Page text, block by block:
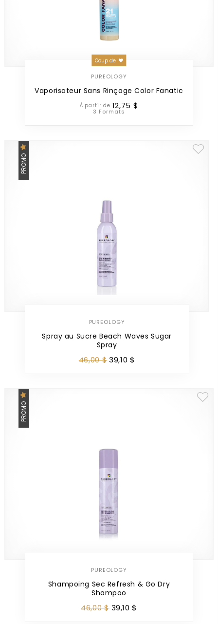
PUREOLOGY
Vaporisateur Sans Rinçage Color Fanatic
Coup de
À partir de 12,75 $
3 Formats
PROMO
PUREOLOGY
Spray au Sucre Beach Waves Sugar
Spray
46,00$39,10 $
PROMO
PUREOLOGY
Shampoing Sec Refresh & Go Dry
Shampoo
46,00$ 39,10 $